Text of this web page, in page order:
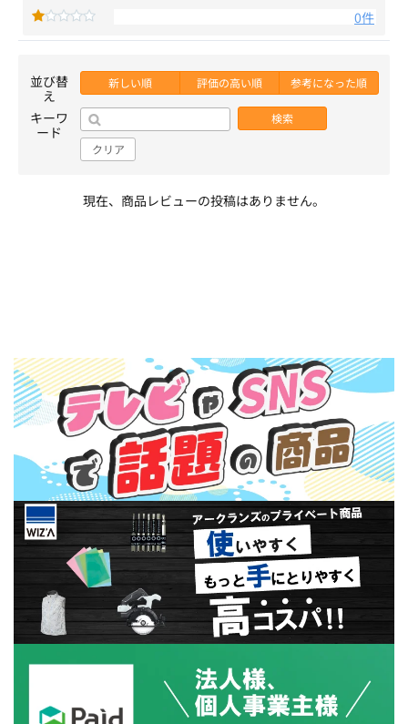
0件
並び替
え
新しい順 評価の高い順 参考になった順
キーワ
ード
検索
クリア
現在、商品レビューの投稿はありません。